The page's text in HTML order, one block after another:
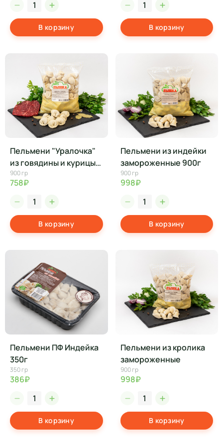
В корзину В корзину
Пельмени "Уралочка"
из говядины и курицы
замороженные
900 гр
758₽
В корзину
Пельмени из индейки
замороженные 900г
900 гр
998₽
В корзину
Пельмени ПФ Индейка
350г
350 гр
386₽
В корзину
Пельмени из кролика
замороженные
900 гр
998₽
В корзину